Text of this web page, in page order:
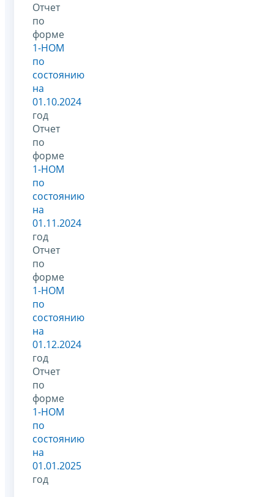
Отчет
по
форме
1-НОМ
по
состоянию
на
01.10.2024
год
Отчет
по
форме
1-НОМ
по
состоянию
на
01.11.2024
год
Отчет
по
форме
1-НОМ
по
состоянию
на
01.12.2024
год
Отчет
по
форме
1-НОМ
по
состоянию
на
01.01.2025
год